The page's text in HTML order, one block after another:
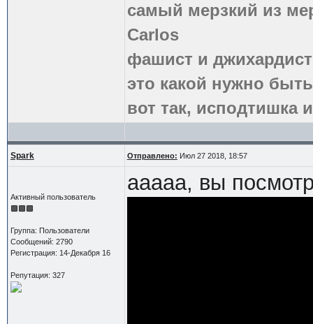
самый мерзкий из
Carlos
фашист и
это какой нужно
вот так, исподтишка
Spark Отправлено: Июл 27 2018, 18:57
Активный пользователь
Группа: Пользователи
Сообщений: 2790
Регистрация: 14-Декабря 16
Репутация: 327
ааааа, вы